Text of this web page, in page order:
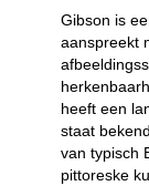
Gibson is
aanspreekt
heeft een
staat
van typisch
pittoreske